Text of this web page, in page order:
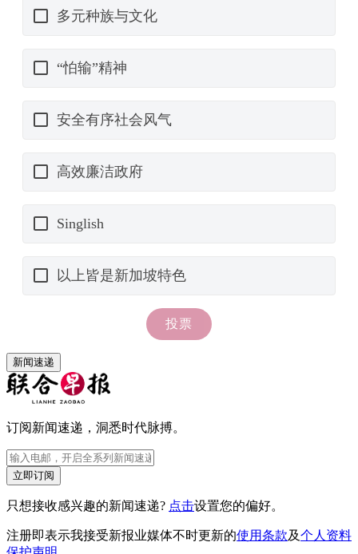
新闻速递
订阅新闻速递，洞悉时代脉搏。
立即订阅
只想接收感兴趣的新闻速递? 点击设置您的偏好。
注册即表示我接受新报业媒体不时更新的使用条款及个人资料